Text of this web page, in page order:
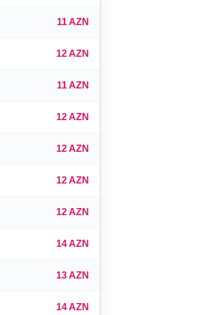
11 AZN
12 AZN
11 AZN
12 AZN
12 AZN
12 AZN
12 AZN
14 AZN
13 AZN
14 AZN